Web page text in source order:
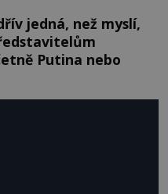
jedná, než myslí,
Putina nebo